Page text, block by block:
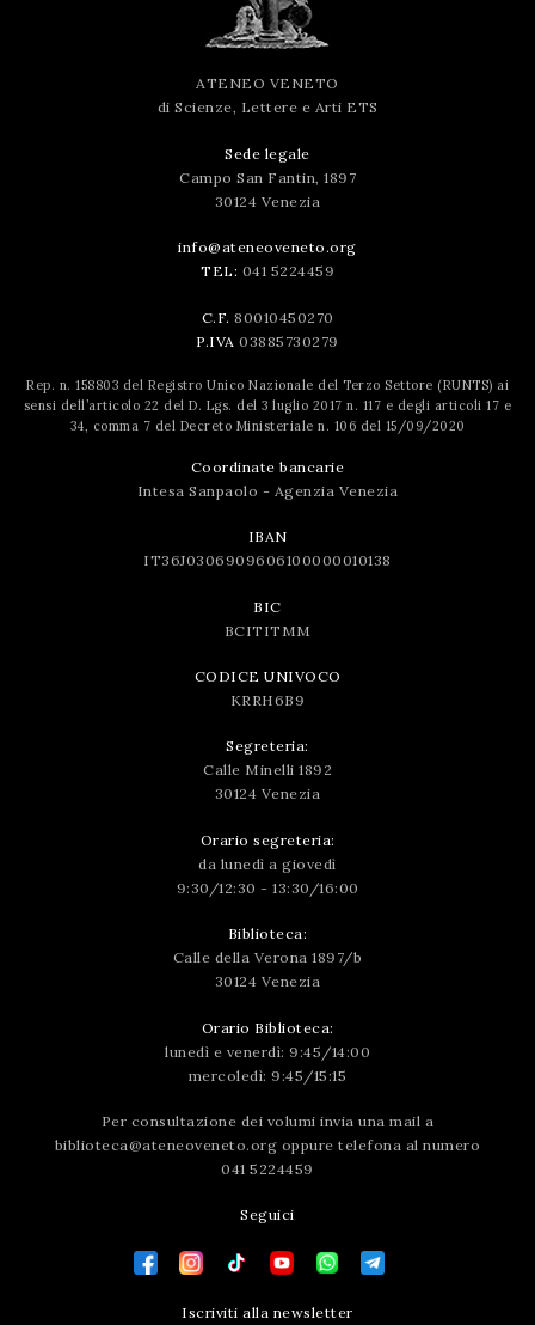
ATENEO VENETO
di Scienze, Lettere e Arti ETS
Sede legale
Campo San Fantin, 1897
30124 Venezia
info@ateneoveneto.org
TEL: 041 5224459
C.F. 80010450270
P.IVA 03885730279
Rep. n. 158803 del Registro Unico Nazionale del Terzo Settore (RUNTS) ai
sensi dell’articolo 22 del D. Lgs. del 3 luglio 2017 n. 117 e degli articoli 17 e
34, comma 7 del Decreto Ministeriale n. 106 del 15/09/2020
Coordinate bancarie
Intesa Sanpaolo - Agenzia Venezia
IBAN
IT36J0306909606100000010138
BIC
BCITITMM
CODICE UNIVOCO
KRRH6B9
Segreteria:
Calle Minelli 1892
30124 Venezia
Orario segreteria:
da lunedì a giovedì
9:30/12:30 - 13:30/16:00
Biblioteca:
Calle della Verona 1897/b
30124 Venezia
Orario Biblioteca:
lunedì e venerdì: 9:45/14:00
mercoledì: 9:45/15:15
Per consultazione dei volumi invia una mail a
biblioteca@ateneoveneto.org oppure telefona al numero
041 5224459
Seguici
Iscriviti alla newsletter